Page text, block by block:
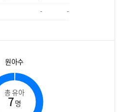
- -
원아수
총 유아
7명